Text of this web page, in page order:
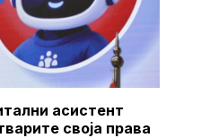
асистент
своја права